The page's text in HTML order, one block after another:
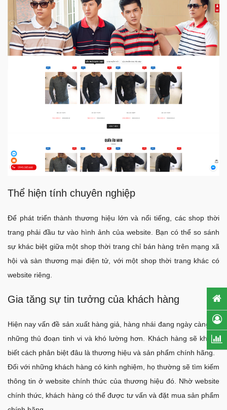
Thể hiện tính chuyên nghiệp
Để phát triển thành thương hiệu lớn và nổi tiếng, các shop thời
trang phải đầu tư vào hình ảnh của website. Bạn có thể so sánh
sự khác biệt giữa một shop thời trang chỉ bán hàng trên mạng xã
hội và sàn thương mại điện tử, với một shop thời trang khác có
website riêng.
Gia tăng sự tin tưởng của khách hàng
Hiện nay vấn đề sản xuất hàng giả, hàng nhái đang ngày càng có
những thủ đoạn tinh vi và khó lường hơn. Khách hàng sẽ không
biết cách phân biệt đâu là thương hiệu và sản phẩm chính hãng.
Đối với những khách hàng có kinh nghiệm, họ thường sẽ tìm kiếm
thông tin ở website chính thức của thương hiệu đó. Nhờ website
chính thức, khách hàng có thể được tư vấn và đặt mua sản phẩm